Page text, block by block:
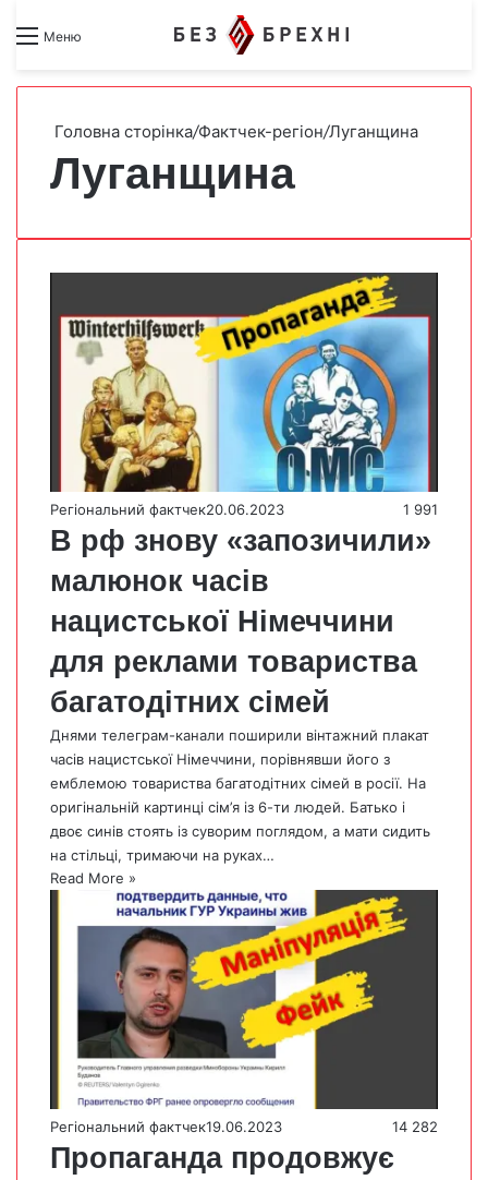
Меню Search forSwitch skin
Головна сторінка/Фактчек-регіон/Луганщина
Луганщина
Регіональний фактчек20.06.2023 1 991
В рф знову «запозичили»
малюнок часів
нацистської Німеччини
для реклами товариства
багатодітних сімей
Днями телеграм-канали поширили вінтажний плакат
часів нацистської Німеччини, порівнявши його з
емблемою товариства багатодітних сімей в росії. На
оригінальній картинці сім’я із 6-ти людей. Батько і
двоє синів стоять із суворим поглядом, а мати сидить
на стільці, тримаючи на руках…
Read More »
Регіональний фактчек19.06.2023 14 282
Пропаганда продовжує